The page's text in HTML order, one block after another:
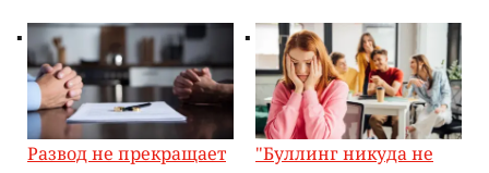
Развод не прекращает
"Буллинг никуда не